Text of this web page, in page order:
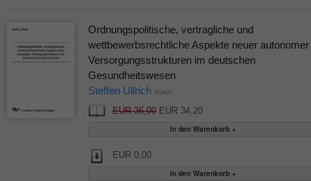
Ordnungspolitische, vertragliche und
wettbewerbsrechtliche Aspekte neuer autonomer
Versorgungsstrukturen im deutschen
Gesundheitswesen
Steffen Ullrich Autor
EUR 36,00EUR 34,20
EUR 0,00